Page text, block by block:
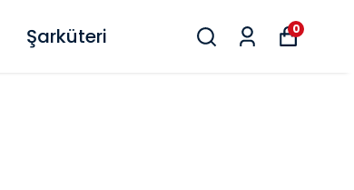
Şarküteri 0